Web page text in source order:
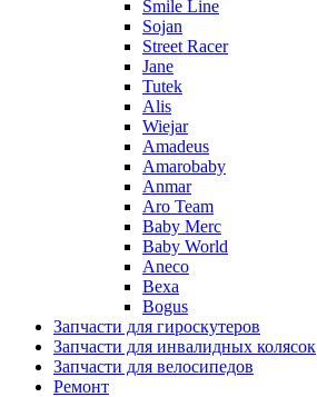
Smile Line
Sojan
Street Racer
Jane
Tutek
Alis
Wiejar
Amadeus
Amarobaby
Anmar
Aro Team
Baby Merc
Baby World
Aneco
Bexa
Bogus
Запчасти для гироскутеров
Запчасти для инвалидных колясок
Запчасти для велосипедов
Ремонт